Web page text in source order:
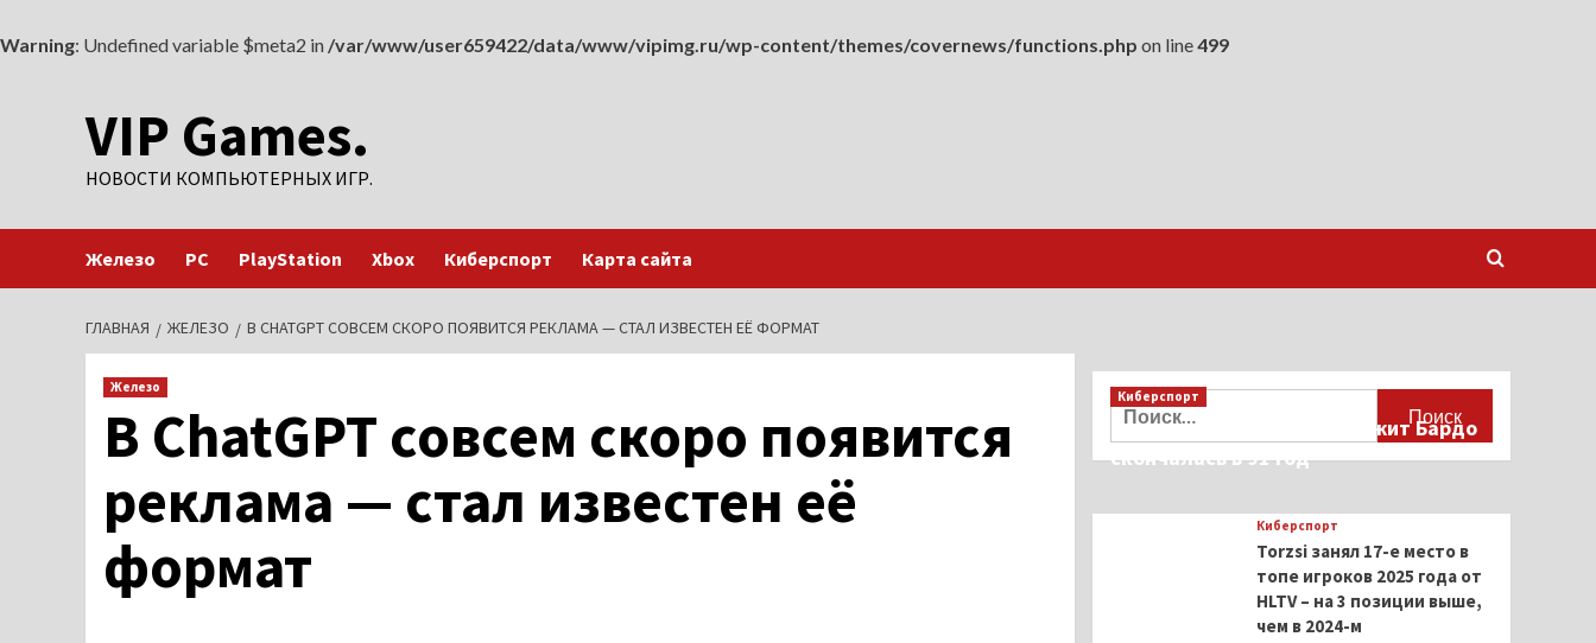
Warning: Undefined variable $meta2 in /var/www/user659422/data/www/vipimg.ru/wp-content/themes/covernews/functions.php on line499
содержимомуVIP Games.
НОВОСТИ КОМПЬЮТЕРНЫХ ИГР.
Железо PC PlayStation Xbox Киберспорт Карта сайта
ГЛАВНАЯ ЖЕЛЕЗО В CHATGPT СОВСЕМ СКОРО ПОЯВИТСЯ РЕКЛАМА — СТАЛ ИЗВЕСТЕН ЕЁ ФОРМАТ
Железо
В ChatGPT совсем скоро появится
реклама — стал известен её
формат
Найти:
Киберспорт
Французская актриса Брижит Бардо
скончалась в 91 год
Киберспорт
Torzsi занял 17-е место в
топе игроков 2025 года от
HLTV – на 3 позиции выше,
чем в 2024-м